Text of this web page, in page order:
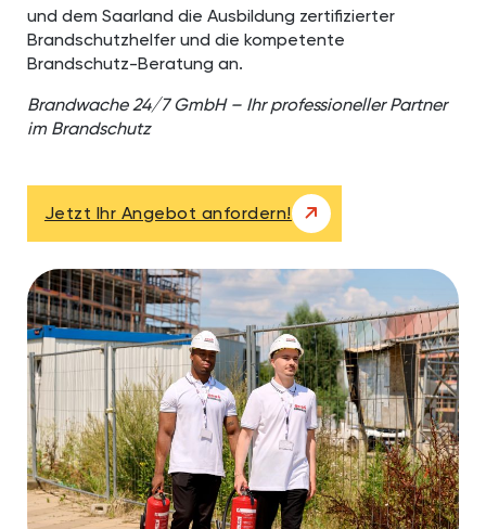
und dem Saarland die Ausbildung zertifizierter
Brandschutzhelfer und die kompetente
Brandschutz-Beratung an.
Brandwache 24/7 GmbH – Ihr professioneller Partner
im Brandschutz
Jetzt Ihr Angebot anfordern!